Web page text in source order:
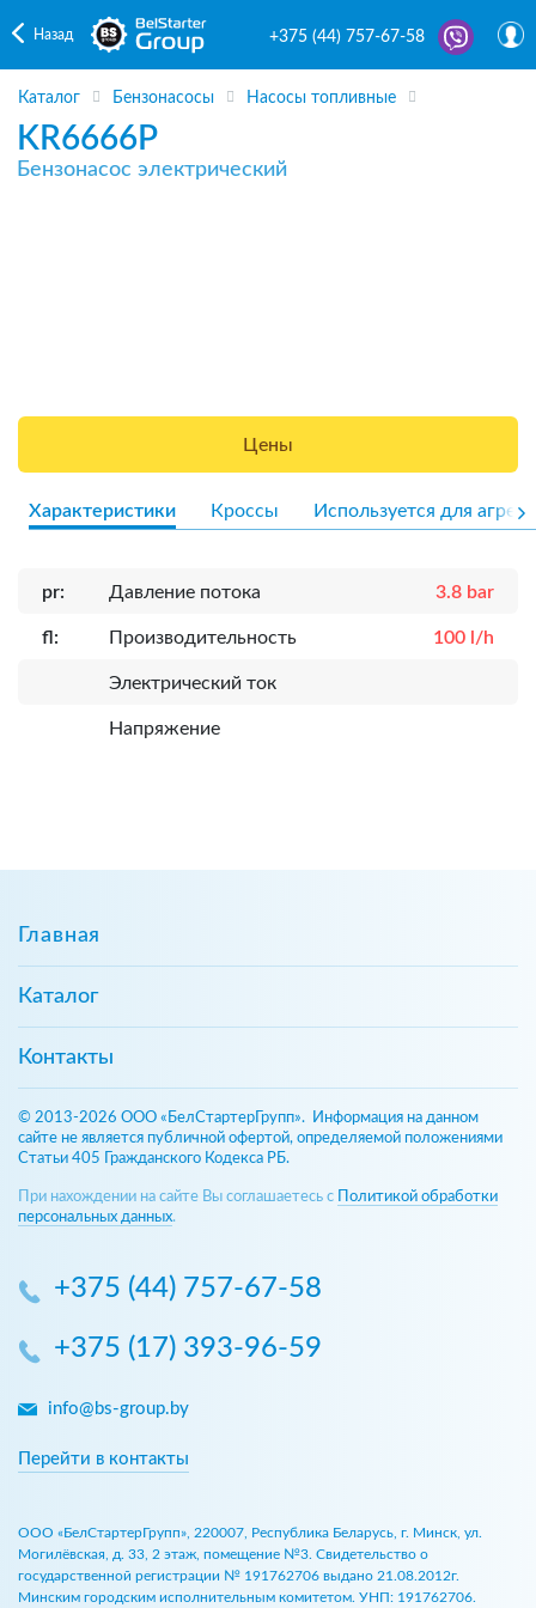
Назад +375 (44) 757-67-58
Каталог Бензонасосы Насосы топливные
KR6666P
Бензонасос электрический
Цены
Характеристики Кроссы Используется для
pr: Давление потока 3.8 bar
fl: Производительность 100 l/h
Электрический ток
Напряжение
Главная
Каталог
Контакты
© 2013-2026 ООО «БелСтартерГрупп». Информация на данном
сайте не является публичной офертой, определяемой положениями
Статьи 405 Гражданского Кодекса РБ.
При нахождении на сайте Вы соглашаетесь с
Политикой обработки
персональных данных.
+375 (44) 757-67-58
+375 (17) 393-96-59
info@bs-group.by
Перейти в контакты
ООО «БелСтартерГрупп», 220007, Республика Беларусь, г. Минск, ул.
Могилёвская, д. 33, 2 этаж, помещение №3. Свидетельство о
государственной регистрации № 191762706 выдано 21.08.2012г.
Минским городским исполнительным комитетом. УНП: 191762706.